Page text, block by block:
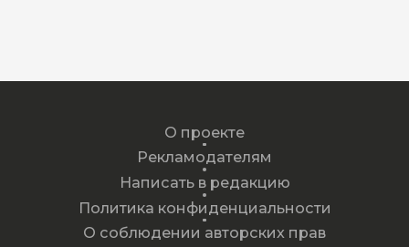
О проекте
Рекламодателям
Написать в редакцию
Политика конфиденциальности
О соблюдении авторских прав